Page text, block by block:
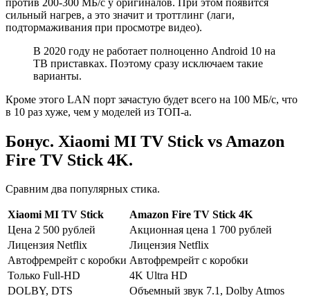
сильный нагрев, а это значит и троттлинг (лаги,
подтормаживания при просмотре видео).
В 2020 году не работает полноценно Android 10 на
ТВ приставках. Поэтому сразу исключаем такие
варианты.
Кроме этого LAN порт зачастую будет всего на 100 МБ/с, что
в 10 раз хуже, чем у моделей из ТОП-а.
Бонус. Xiaomi MI TV Stick vs Amazon
Fire TV Stick 4K.
Сравним два популярных стика.
Xiaomi MI TV Stick
Amazon Fire TV Stick 4K
Цена 2 500 рублей
Акционная цена 1 700 рублей
Лицензия Netflix
Лицензия Netflix
Автофремрейт с коробки Автофремрейт с коробки
Только Full-HD
4K Ultra HD
DOLBY, DTS
Объемный звук 7.1, Dolby Atmos